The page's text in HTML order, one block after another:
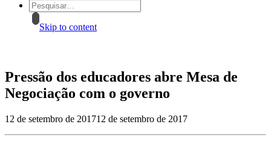
Skip to content
Pressão dos educadores abre Mesa de
Negociação com o governo
12 de setembro de 201712 de setembro de 2017